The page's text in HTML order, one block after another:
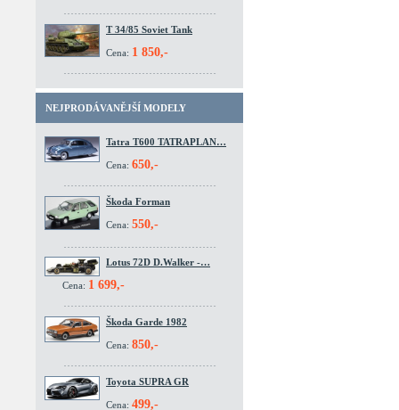
T 34/85 Soviet Tank
Cena: 1 850,-
NEJPRODÁVANĚJŠÍ MODELY
Tatra T600 TATRAPLAN…
Cena: 650,-
Škoda Forman
Cena: 550,-
Lotus 72D D.Walker -…
Cena: 1 699,-
Škoda Garde 1982
Cena: 850,-
Toyota SUPRA GR
Cena: 499,-